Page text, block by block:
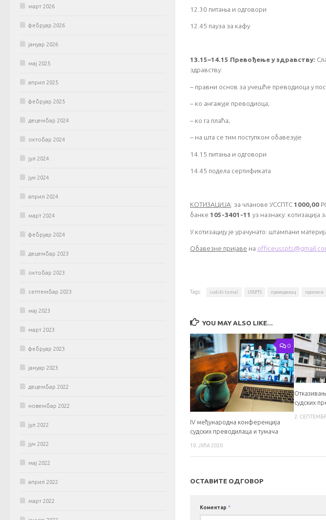
12.30 питања и одговори
12.45 пауза за кафу
13.15–14.15 Превођење у здравству:
здравству:
– правни основ за учешће преводиоца у
– ко ангажује преводиоца;
– ко га плаћа;
– на шта се тим поступком обавезује
14.15 питања и одговори
14.45 подела сертификата
КОТИЗАЦИЈА: за чланове УССПТС1000,00
банке 105-3401-11 уз назнаку: котизација
У котизацију је урачунато: штампани
Обавезне пријаве на
Tags: sudski tumač USSPTS преводилац прописи
YOU MAY ALSO LIKE...
0
IV међународна конференција
судских преводилаца и тумача
10. ЈУЛА 2020.
судских
2.
ОСТАВИТЕ ОДГОВОР
Коментар *
март 2026
фебруар 2026
јануар 2026
мај 2025
април 2025
фебруар 2025
децембар 2024
октобар 2024
јул 2024
јун 2024
април 2024
март 2024
фебруар 2024
децембар 2023
октобар 2023
септембар 2023
мај 2023
март 2023
фебруар 2023
јануар 2023
децембар 2022
новембар 2022
јул 2022
јун 2022
мај 2022
април 2022
март 2022